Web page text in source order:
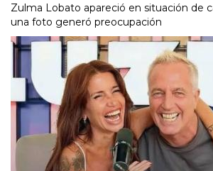
Zulma Lobato apareció en situación de
una foto generó preocupación